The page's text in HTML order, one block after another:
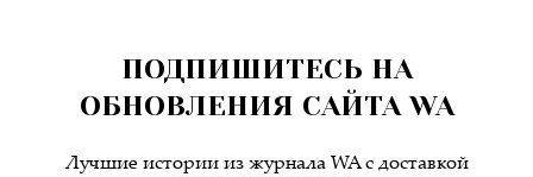
ПОДПИШИТЕСЬ НА
ОБНОВЛЕНИЯ САЙТА WA
Лучшие истории из журнала WA c доставкой